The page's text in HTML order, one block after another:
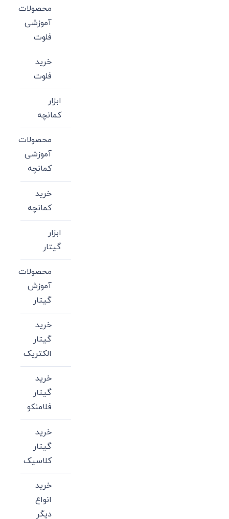
محصولات
آموزشی
فلوت
خرید
فلوت
ابزار
کمانچه
محصولات
آموزشی
کمانچه
خرید
کمانچه
ابزار
گیتار
محصولات
آموزش
گیتار
خرید
گیتار
الکتریک
خرید
گیتار
فلامنکو
خرید
گیتار
کلاسیک
خرید
انواع
دیگر